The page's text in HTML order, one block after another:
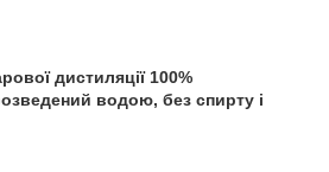
дистиляції 100%
водою, без спирту і